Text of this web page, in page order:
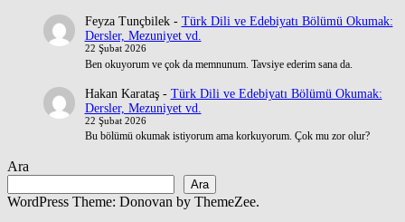
Feyza Tunçbilek- Türk Dili ve Edebiyatı Bölümü Okumak:
Dersler, Mezuniyet vd.
22 Şubat 2026
Ben okuyorum ve çok da memnunum. Tavsiye ederim sana da.
Hakan Karataş- Türk Dili ve Edebiyatı Bölümü Okumak:
Dersler, Mezuniyet vd.
22 Şubat 2026
Bu bölümü okumak istiyorum ama korkuyorum. Çok mu zor olur?
Ara
Ara
WordPress Theme: Donovan by ThemeZee.